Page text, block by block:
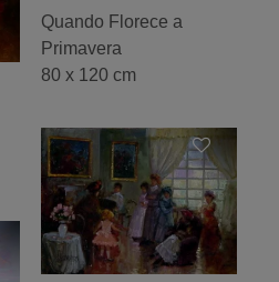
Quando Florece a
Primavera
80 x 120 cm